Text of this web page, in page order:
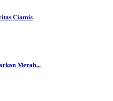
Ciamis
Merah...